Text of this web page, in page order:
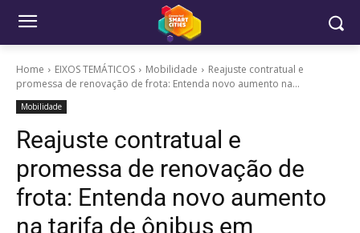
Home EIXOS TEMÁTICOS Mobilidade
Reajuste contratual e
promessa de renovação de frota: Entenda novo aumento na...
Mobilidade
Reajuste contratual e
promessa de renovação de
frota: Entenda novo aumento
na tarifa de ônibus em